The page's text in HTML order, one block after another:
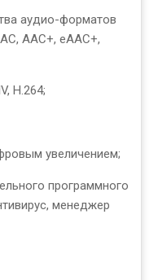
аудио-форматов
AAC+, eAAC+,
H.264;
увеличением;
программного
менеджер